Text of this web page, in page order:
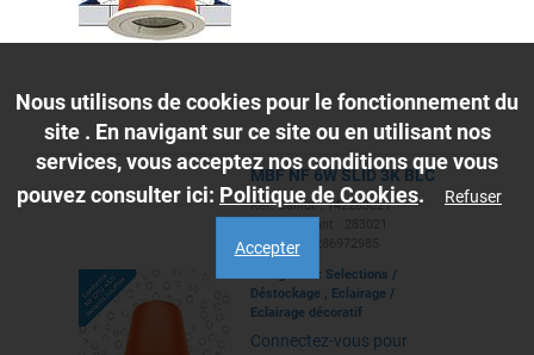
MBF NF 6W SLID 3K BLC
Ref. Caillot : 142283021
EAN : 3760286972985
Categories : Selections /
Déstockage , Eclairage /
Eclairage décoratif
Connectez-vous pour
Nous utilisons de cookies pour le fonctionnement du
site . En navigant sur ce site ou en utilisant nos
services, vous acceptez nos conditions que vous
pouvez consulter ici: Politique de Cookies. Refuser
Accepter